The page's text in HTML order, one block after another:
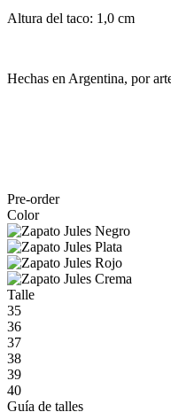
Altura del taco: 1,0 cm
Hechas en Argentina, por
Pre-order
Color
Talle
35
36
37
38
39
40
Guía de talles